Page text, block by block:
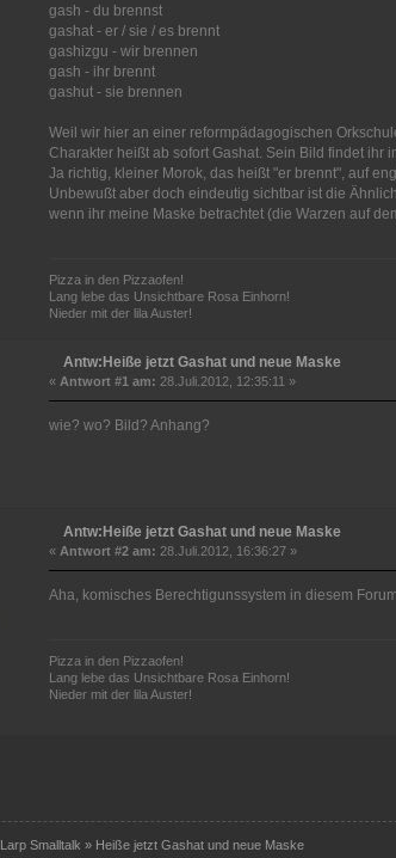
gash - du brennst
gashat - er / sie / es brennt
gashizgu - wir brennen
gash - ihr brennt
gashut - sie brennen
Weil wir hier an einer reformpädagogischen
Charakter heißt ab sofort Gashat. Sein Bild findet ihr
Ja richtig, kleiner Morok, das heißt "er brennt", auf
Unbewußt aber doch eindeutig sichtbar ist die
wenn ihr meine Maske betrachtet (die Warzen auf
Pizza in den Pizzaofen!
Lang lebe das Unsichtbare Rosa Einhorn!
Nieder mit der lila Auster!
Antw:Heiße jetzt Gashat und neue Maske
« Antwort #1 am: 28.Juli.2012, 12:35:11 »
wie? wo? Bild? Anhang?
Antw:Heiße jetzt Gashat und neue Maske
« Antwort #2 am: 28.Juli.2012, 16:36:27 »
Aha, komisches Berechtigunssystem in diesem
Pizza in den Pizzaofen!
Lang lebe das Unsichtbare Rosa Einhorn!
Nieder mit der lila Auster!
Larp Smalltalk » Heiße jetzt Gashat und neue Maske